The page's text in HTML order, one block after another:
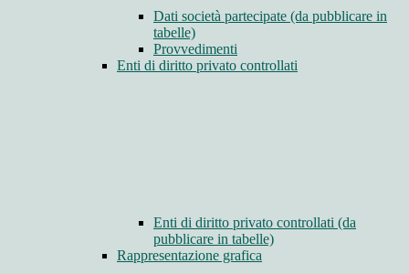
Dati società partecipate (da pubblicare in
tabelle)
Provvedimenti
Enti di diritto privato controllati
Enti di diritto privato controllati (da
pubblicare in tabelle)
Rappresentazione grafica